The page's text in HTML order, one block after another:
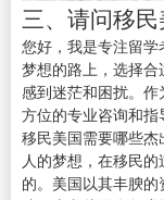
三、请问移
您好，我是专注留
梦想的路上，选择
感到迷茫和困扰。
方位的专业咨询和
移民美国需要哪些
人的梦想，在移民
的。美国以其丰腴